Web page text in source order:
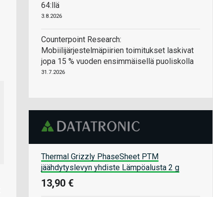
64:llä
3.8.2026
Counterpoint Research:
Mobiilijärjestelmäpiirien toimitukset laskivat
jopa 15 % vuoden ensimmäisellä puoliskolla
31.7.2026
Thermal Grizzly PhaseSheet PTM
jäähdytyslevyn yhdiste Lämpöalusta 2 g
13,90 €